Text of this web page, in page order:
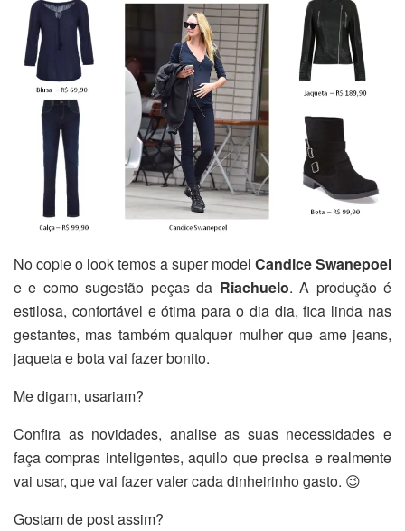
No copie o look temos a super model Candice Swanepoel
e e como sugestão peças da Riachuelo. A produção é
estilosa, confortável e ótima para o dia dia, fica linda nas
gestantes, mas também qualquer mulher que ame jeans,
jaqueta e bota vai fazer bonito.
Me digam, usariam?
Confira as novidades, analise as suas necessidades e
faça compras inteligentes, aquilo que precisa e realmente
vai usar, que vai fazer valer cada dinheirinho gasto. 😉
Gostam de post assim?